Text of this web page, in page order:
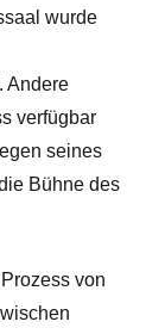
wurde
Andere
verfügbar
seines
Bühne des
von